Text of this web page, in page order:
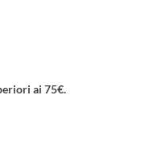
ai 75€.